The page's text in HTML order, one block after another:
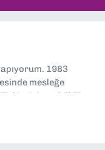
1983
mesleğe
en köklü
yardımcısı ve spor
Ayrıca Yeni